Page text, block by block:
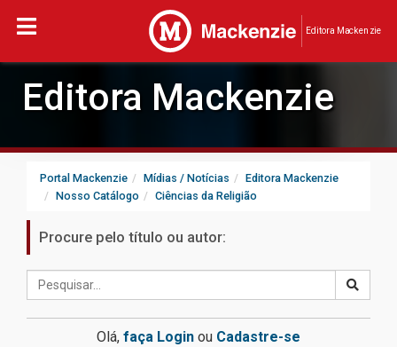
Editora Mackenzie
Editora Mackenzie
Portal Mackenzie Mídias / Notícias
Editora Mackenzie
Nosso Catálogo
Ciências da Religião
Procure pelo título ou autor:
Olá, faça Login ou Cadastre-se